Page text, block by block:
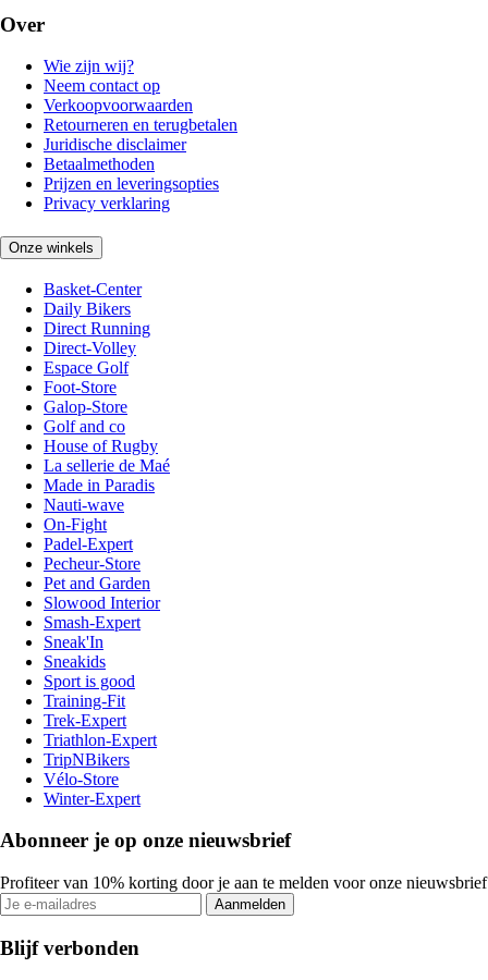
Over
Wie zijn wij?
Neem contact op
Verkoopvoorwaarden
Retourneren en terugbetalen
Juridische disclaimer
Betaalmethoden
Prijzen en leveringsopties
Privacy verklaring
Onze winkels
Basket-Center
Daily Bikers
Direct Running
Direct-Volley
Espace Golf
Foot-Store
Galop-Store
Golf and co
House of Rugby
La sellerie de Maé
Made in Paradis
Nauti-wave
On-Fight
Padel-Expert
Pecheur-Store
Pet and Garden
Slowood Interior
Smash-Expert
Sneak'In
Sneakids
Sport is good
Training-Fit
Trek-Expert
Triathlon-Expert
TripNBikers
Vélo-Store
Winter-Expert
Abonneer je op onze nieuwsbrief
Profiteer van 10% korting door je aan te melden voor onze nieuwsbrief
Aanmelden
Blijf verbonden